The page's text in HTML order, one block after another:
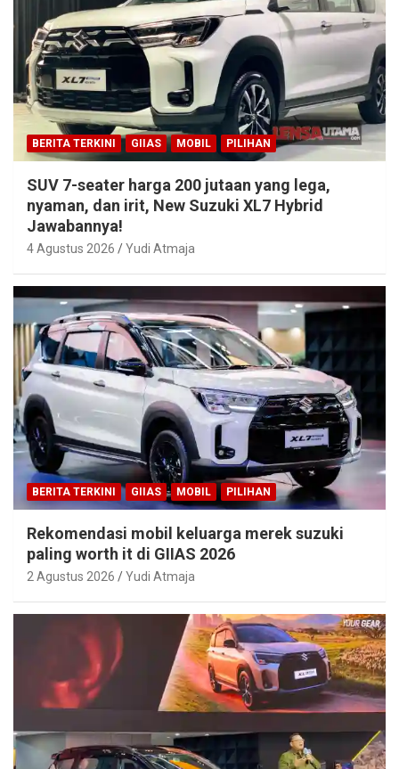
BERITA TERKINI GIIAS MOBIL PILIHAN
SUV 7-seater harga 200 jutaan yang lega,
nyaman, dan irit, New Suzuki XL7 Hybrid
Jawabannya!
4 Agustus 2026 Yudi Atmaja
BERITA TERKINI GIIAS MOBIL PILIHAN
Rekomendasi mobil keluarga merek suzuki
paling worth it di GIIAS 2026
2 Agustus 2026 Yudi Atmaja